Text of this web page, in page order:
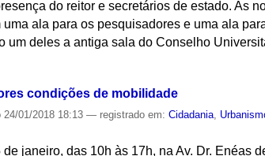
do reitor e secretários de estado. As
ala para os pesquisadores e uma ala
um deles a antiga sala do Conselho
condições de mobilidade
24/01/2018 18:13— registrado em:Cidadania,
janeiro, das 10h às 17h, na Av. Dr. Enéas